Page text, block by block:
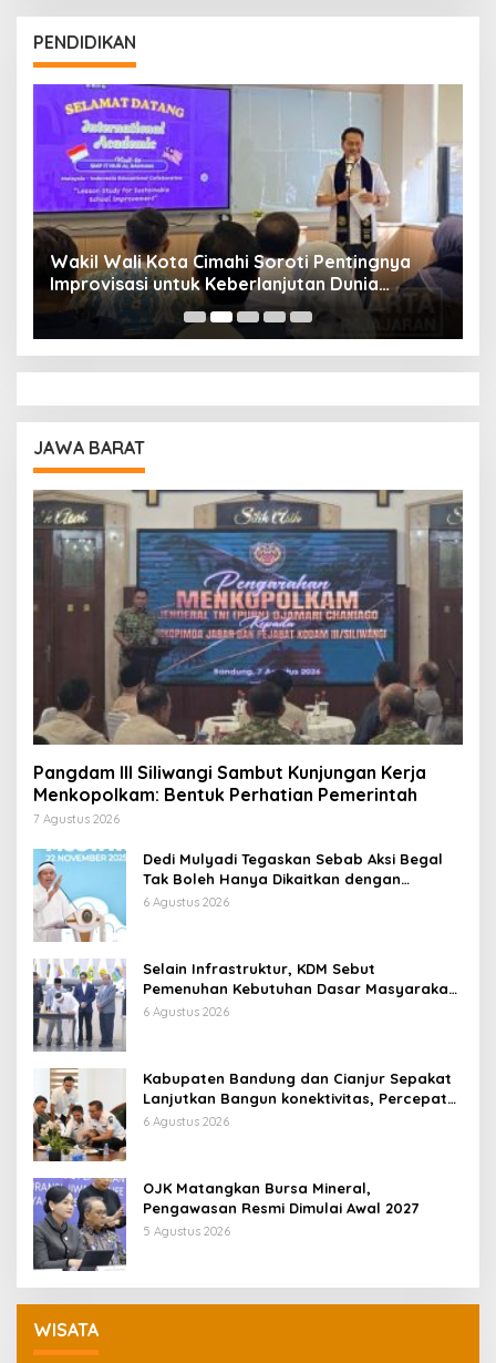
PENDIDIKAN
Wakil Wali Kota Cimahi Soroti Pentingnya
Improvisasi untuk Keberlanjutan Dunia
Pendidikan
JAWA BARAT
Pangdam III Siliwangi Sambut Kunjungan Kerja
Menkopolkam: Bentuk Perhatian Pemerintah
7 Agustus 2026
Dedi Mulyadi Tegaskan Sebab Aksi Begal
Tak Boleh Hanya Dikaitkan dengan
Ekonomi
6 Agustus 2026
Selain Infrastruktur, KDM Sebut
Pemenuhan Kebutuhan Dasar Masyarakat
Jadi Fokus APBD Jabar 2027
6 Agustus 2026
Kabupaten Bandung dan Cianjur Sepakat
Lanjutkan Bangun konektivitas, Percepat
Pertumbuhan Ekonomi Daerah
6 Agustus 2026
OJK Matangkan Bursa Mineral,
Pengawasan Resmi Dimulai Awal 2027
5 Agustus 2026
WISATA